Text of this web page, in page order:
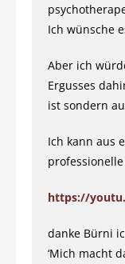
Ich wünsche
Aber ich
Ergusses
ist sondern
Ich kann aus
https://
danke Bürni
‘Mich macht